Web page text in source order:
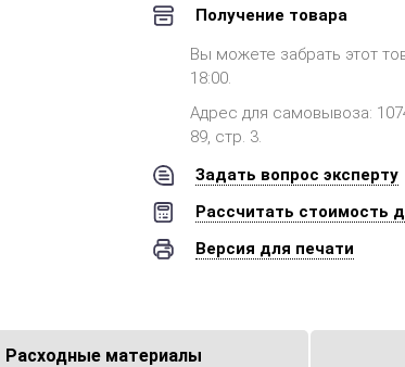
Получение товара
Вы можете забрать этот
18:00.
Адрес для самовывоза:
89, стр. 3.
Задать вопрос эксперту
Рассчитать стоимость
Версия для печати
Расходные материалы